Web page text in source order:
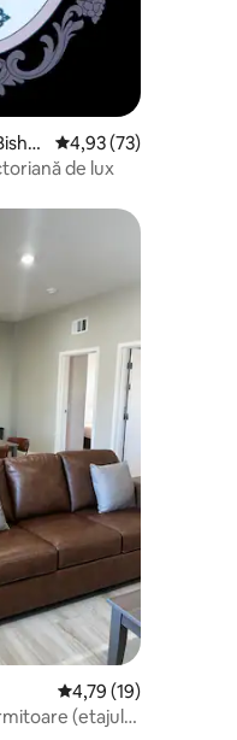
Scor mediu de 4,93
4,93 (73)
de lux
Scor mediu de 4,79
4,79 (19)
(etajul